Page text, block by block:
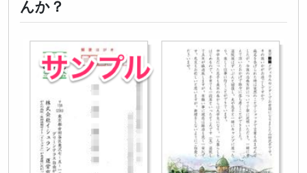
んか？